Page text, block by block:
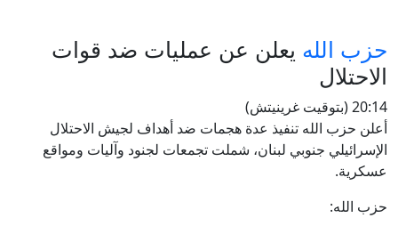
حزب الله يعلن عن عمليات ضد قوات
الاحتلال
20:14 (بتوقيت غرينيتش)
أعلن حزب الله تنفيذ عدة هجمات ضد أهداف لجيش الاحتلال
الإسرائيلي جنوبي لبنان، شملت تجمعات لجنود وآليات ومواقع
عسكرية.
حزب الله: